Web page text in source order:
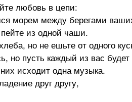
любовь в цепи:
морем между берегами
из одной чаши.
но не ешьте от одного
но пусть каждый из вас будет
исходит одна музыка.
друг другу,
ваши сердца.